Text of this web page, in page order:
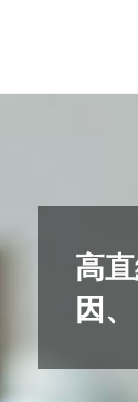
キ
高
因